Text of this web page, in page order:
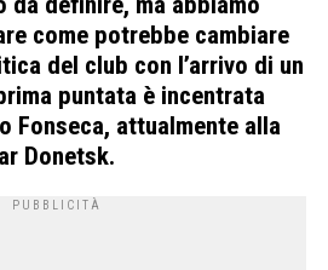
come potrebbe cambiare
del club con l’arrivo di un
puntata è incentrata
Fonseca, attualmente alla
Donetsk.